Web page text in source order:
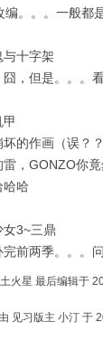
编。。。一般都
与十字架
囧，但是。。。
坏的作画（误？
雷，GONZO你
哈哈
女3~三鼎
完前两季。。。
火星 最后编辑于
见习版主 小汀 于